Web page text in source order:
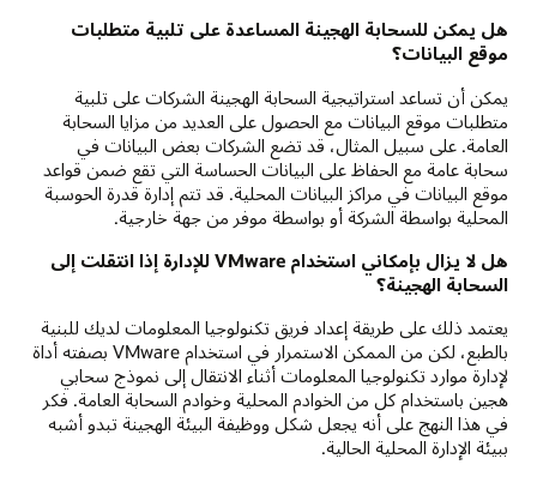
هل يمكن للسحابة الهجينة المساعدة على تلبية متطلبات
موقع البيانات؟
يمكن أن تساعد استراتيجية السحابة الهجينة الشركات على تلبية
متطلبات موقع البيانات مع الحصول على العديد من مزايا السحابة
العامة. على سبيل المثال، قد تضع الشركات بعض البيانات في
سحابة عامة مع الحفاظ على البيانات الحساسة التي تقع ضمن قواعد
موقع البيانات في مراكز البيانات المحلية. قد تتم إدارة قدرة الحوسبة
المحلية بواسطة الشركة أو بواسطة موفر من جهة خارجية.
هل لا يزال بإمكاني استخدام VMware للإدارة إذا انتقلت إلى
السحابة الهجينة؟
يعتمد ذلك على طريقة إعداد فريق تكنولوجيا المعلومات لديك للبنية
بالطبع، لكن من الممكن الاستمرار في استخدام VMware بصفته أداة
لإدارة موارد تكنولوجيا المعلومات أثناء الانتقال إلى نموذج سحابي
هجين باستخدام كل من الخوادم المحلية وخوادم السحابة العامة. فكر
في هذا النهج على أنه يجعل شكل ووظيفة البيئة الهجينة تبدو أشبه
ببيئة الإدارة المحلية الحالية.